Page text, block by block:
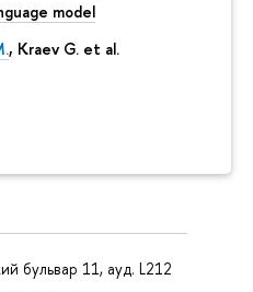
model
, Kraev G. et al.
бульвар 11, ауд. L212